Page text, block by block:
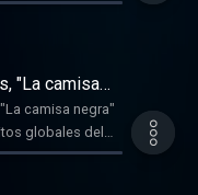
a
"La camisa
camisa negra"
globales del
en su álbum 'Mi